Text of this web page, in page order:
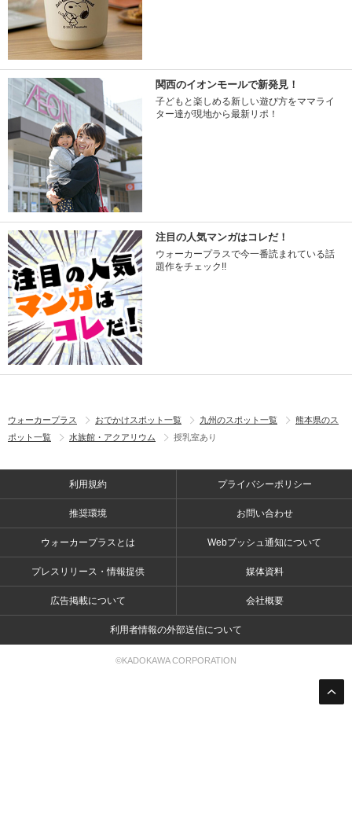
関西のイオンモールで新発見！
子どもと楽しめる新しい遊び方をママライ
ター達が現地から最新リポ！
注目の人気マンガはコレだ！
ウォーカープラスで今一番読まれている話
題作をチェック!!
ウォーカープラス おでかけスポット一覧 九州のスポット一覧
熊本県のス
ポット一覧
水族館・アクアリウム 授乳室あり
利用規約 プライバシーポリシー
推奨環境 お問い合わせ
ウォーカープラスとは Webプッシュ通知について
プレスリリース・情報提供 媒体資料
広告掲載について 会社概要
利用者情報の外部送信について
©KADOKAWA CORPORATION